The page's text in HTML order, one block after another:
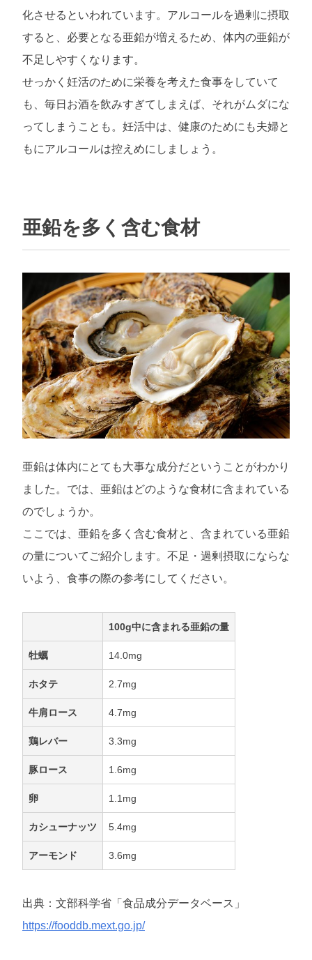
化させるといわれています。アルコールを過剰に摂取
すると、必要となる亜鉛が増えるため、体内の亜鉛が
不足しやすくなります。
せっかく妊活のために栄養を考えた食事をしていて
も、毎日お酒を飲みすぎてしまえば、それがムダにな
ってしまうことも。妊活中は、健康のためにも夫婦と
もにアルコールは控えめにしましょう。
亜鉛を多く含む食材
亜鉛は体内にとても大事な成分だということがわかり
ました。では、亜鉛はどのような食材に含まれている
のでしょうか。
ここでは、亜鉛を多く含む食材と、含まれている亜鉛
の量についてご紹介します。不足・過剰摂取にならな
いよう、食事の際の参考にしてください。
100g中に含まれる亜鉛の量
牡蠣 14.0mg
ホタテ 2.7mg
牛肩ロース 4.7mg
鶏レバー 3.3mg
豚ロース 1.6mg
卵 1.1mg
カシューナッツ 5.4mg
アーモンド 3.6mg
出典：文部科学省「食品成分データベース」
https://fooddb.mext.go.jp/